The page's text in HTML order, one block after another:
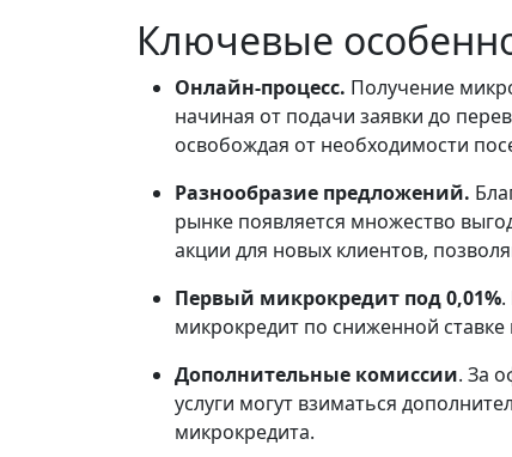
Ключевые
Онлайн-процесс. Получение
начиная от подачи заявки до
освобождая от необходимости
Разнообразие предложений.
рынке появляется множество
акции для новых клиентов,
Первый микрокредит под 0,01%
микрокредит по сниженной
Дополнительные комиссии. За
услуги могут взиматься
микрокредита.